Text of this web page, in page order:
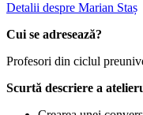
Detalii despre Marian Staș
Cui se adresează?
Profesori din ciclul
Scurtă descriere a